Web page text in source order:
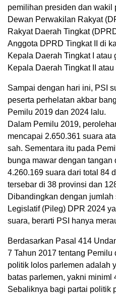
pemilihan presiden dan wakil
Dewan Perwakilan Rakyat
Rakyat Daerah Tingkat
Anggota DPRD Tingkat II di
Kepala Daerah Tingkat I atau
Kepala Daerah Tingkat II
Sampai dengan hari ini, PSI
peserta perhelatan akbar
Pemilu 2019 dan 2024 lalu.
Dalam Pemilu 2019,
mencapai 2.650.361 suara
sah. Sementara itu pada
bunga mawar dengan
4.260.169 suara dari total 84
tersebar di 38 provinsi dan
Dibandingkan dengan
Legislatif (Pileg) DPR 2024
suara, berarti PSI hanya
Berdasarkan Pasal 414
7 Tahun 2017 tentang
politik lolos parlemen adalah
batas parlemen, yakni miniml
Sebaliknya bagi partai politik